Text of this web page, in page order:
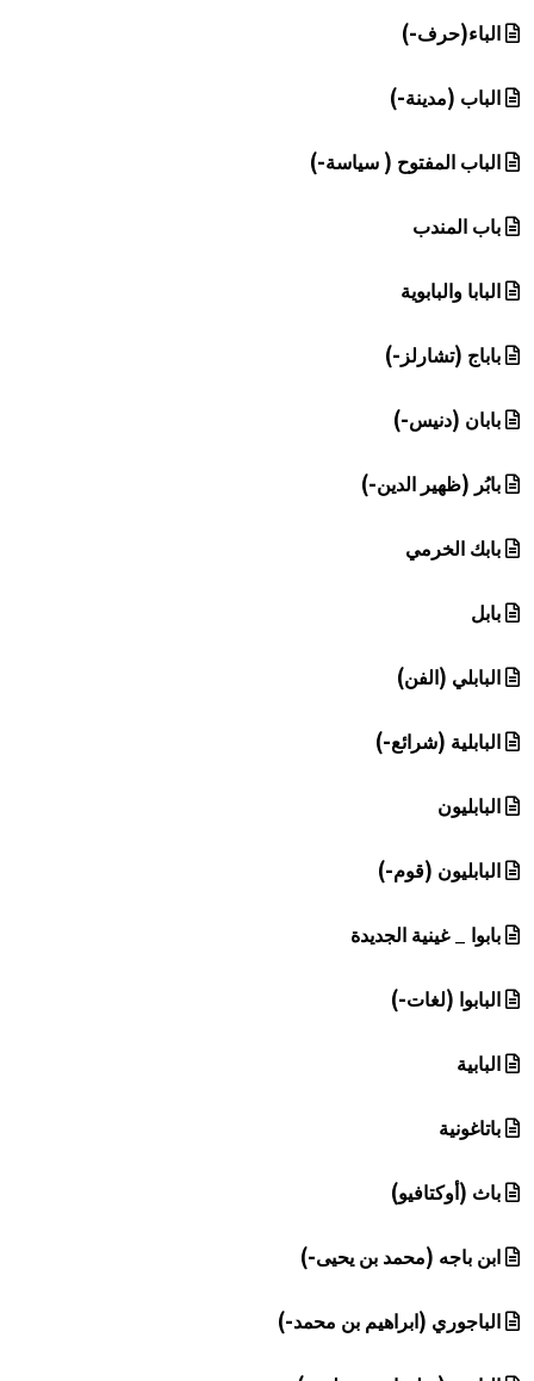
الباء(حرف-)
الباب (مدينة-)
الباب المفتوح ( سياسة-)
باب المندب
البابا والبابوية
باباج (تشارلز-)
بابان (دنيس-)
بابُر (ظهير الدين-)
بابك الخرمي
بابل
البابلي (الفن)
البابلية (شرائع-)
البابليون
البابليون (قوم-)
بابوا _ غينية الجديدة
البابوا (لغات-)
البابية
باتاغونية
باث (أوكتافيو)
ابن باجه (محمد بن يحيى-)
الباجوري (ابراهيم بن محمد-)